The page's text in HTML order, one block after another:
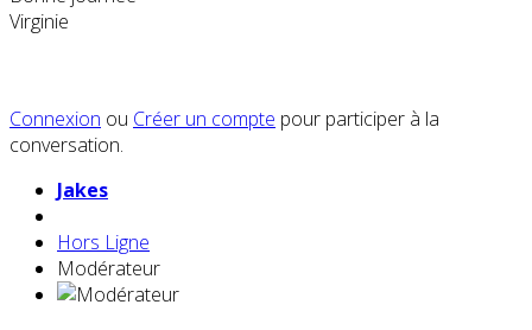
Virginie
Connexion ou Créer un compte pour participer à la
conversation.
Jakes
Hors Ligne
Modérateur